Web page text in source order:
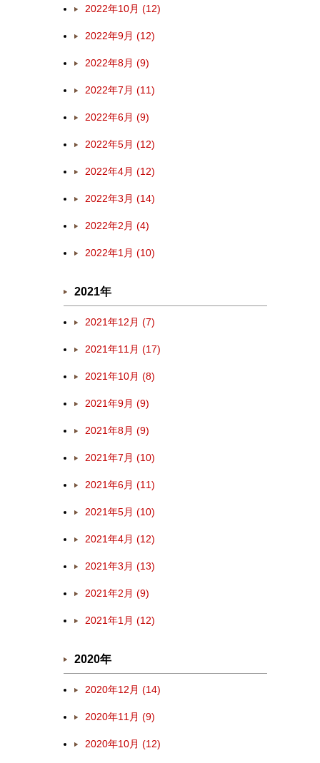
2022年10月 (12)
2022年9月 (12)
2022年8月 (9)
2022年7月 (11)
2022年6月 (9)
2022年5月 (12)
2022年4月 (12)
2022年3月 (14)
2022年2月 (4)
2022年1月 (10)
2021年
2021年12月 (7)
2021年11月 (17)
2021年10月 (8)
2021年9月 (9)
2021年8月 (9)
2021年7月 (10)
2021年6月 (11)
2021年5月 (10)
2021年4月 (12)
2021年3月 (13)
2021年2月 (9)
2021年1月 (12)
2020年
2020年12月 (14)
2020年11月 (9)
2020年10月 (12)